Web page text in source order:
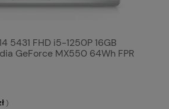
5431 FHD i5-1250P 16GB
GeForce MX550 64Wh FPR
)